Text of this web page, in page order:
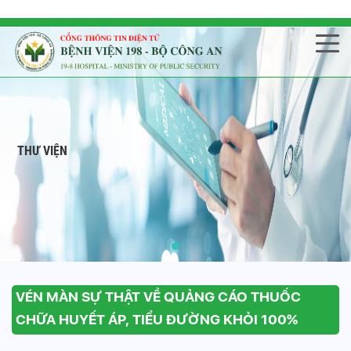
THƯ VIỆN
VÉN MÀN SỰ THẬT VỀ QUẢNG CÁO THUỐC
CHỮA HUYẾT ÁP, TIỂU ĐƯỜNG KHỎI 100%